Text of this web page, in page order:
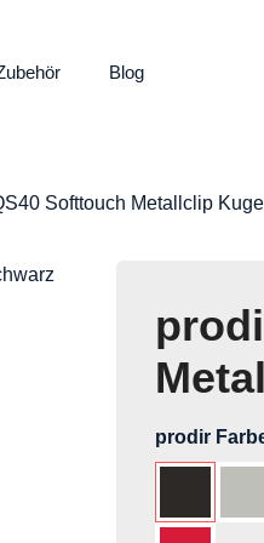
Blog
Softtouch Metallclip
prodir